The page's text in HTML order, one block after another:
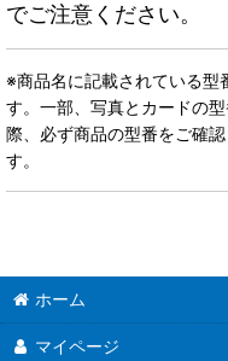
でご注意ください。
※商品名に記載されている型
す。一部、写真とカードの
際、必ず商品の型番をご確
す。
ホーム
マイページ